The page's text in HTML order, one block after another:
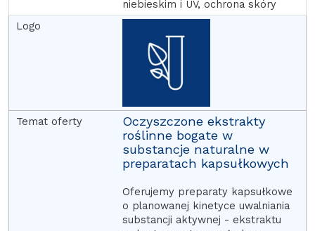
niebieskim i UV, ochrona skóry
Oczyszczone ekstrakty
roślinne bogate w
substancje naturalne w
preparatach kapsułkowych
Oferujemy preparaty kapsułkowe
o planowanej kinetyce uwalniania
substancji aktywnej - ekstraktu